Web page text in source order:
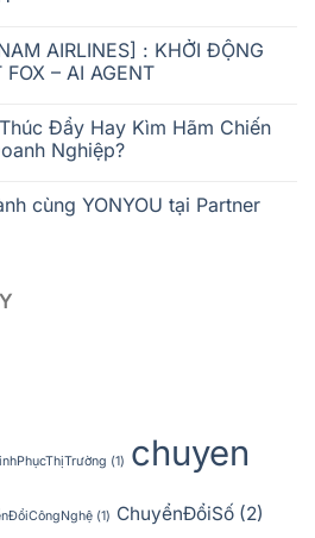
AIRLINES] : KHỞI ĐỘNG
FOX – AI AGENT
Đẩy Hay Kìm Hãm Chiến
Nghiệp?
cùng YONYOU tại Partner
(1) chuyen
(1) ChuyểnĐổiSố (2)